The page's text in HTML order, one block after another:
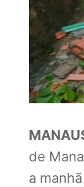
de
a